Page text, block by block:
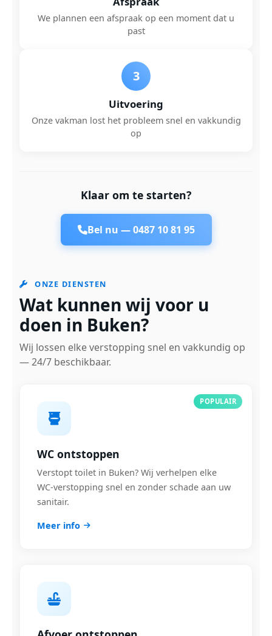
We plannen een afspraak op een moment dat u
past
3
Uitvoering
Onze vakman lost het probleem snel en vakkundig
op
Klaar om te starten?
Bel nu —0487 10 81 95
ONZE DIENSTEN
Wat kunnen wij voor u
doen in Buken?
Wij lossen elke verstopping snel en vakkundig op
— 24/7 beschikbaar.
POPULAIR
WC ontstoppen
Verstopt toilet in Buken? Wij verhelpen elke
WC-verstopping snel en zonder schade aan uw
sanitair.
Meer info